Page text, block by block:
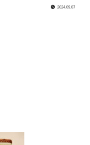
2024.09.07